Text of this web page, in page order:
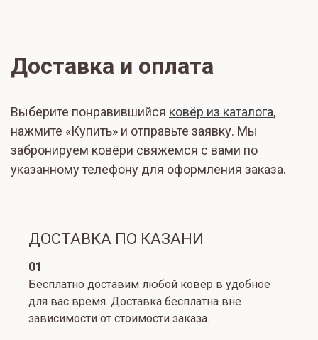
Доставка и оплата
Выберите понравившийся ковёр из каталога,
нажмите «Купить» и отправьте заявку. Мы
забронируем ковёри свяжемся с вами по
указанному телефону для оформления заказа.
ДОСТАВКА ПО КАЗАНИ
01
Бесплатно доставим любой ковёр в удобное
для вас время. Доставка бесплатна вне
зависимости от стоимости заказа.